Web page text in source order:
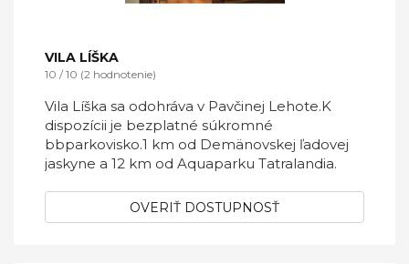
VILA LÍŠKA
10 / 10 (2 hodnotenie)
Vila Líška sa odohráva v Pavčinej Lehote.K
dispozícii je bezplatné súkromné
bbparkovisko.1 km od Demänovskej ľadovej
jaskyne a 12 km od Aquaparku Tatralandia.
OVERIŤ DOSTUPNOSŤ